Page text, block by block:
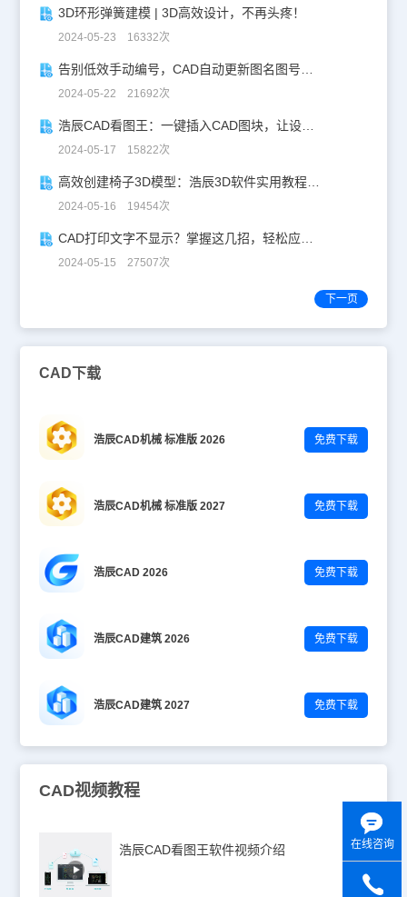
3D环形弹簧建模 | 3D高效设计，不再头疼！
2024-05-23 16332次
告别低效手动编号，CAD自动更新图名图号轻松搞定！
2024-05-22 21692次
浩辰CAD看图王：一键插入CAD图块，让设计更高效！
2024-05-17 15822次
高效创建椅子3D模型：浩辰3D软件实用教程分享！
2024-05-16 19454次
CAD打印文字不显示？掌握这几招，轻松应对！
2024-05-15 27507次
下一页
CAD下载
浩辰CAD机械 标准版 2026 免费下载
浩辰CAD机械 标准版 2027 免费下载
浩辰CAD 2026 免费下载
浩辰CAD建筑 2026 免费下载
浩辰CAD建筑 2027 免费下载
CAD视频教程
浩辰CAD看图王软件视频介绍 在线咨询